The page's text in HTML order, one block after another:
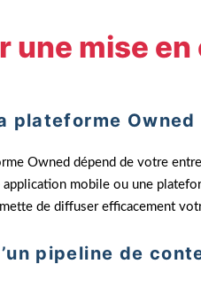
une mise
plateforme Owned
Owned dépend de votre
mobile ou une
de diffuser efficacement
pipeline de